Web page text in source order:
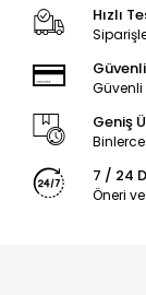
Hızlı
Geniş
7 / 24
Öneri